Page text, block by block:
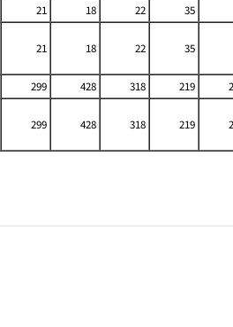
21 18 22
35
21 18 22 35
299 428 318 219
299 428 318 219